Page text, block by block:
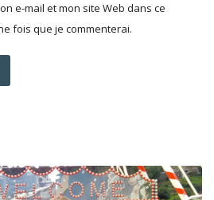
e-mail et mon site Web dans ce
fois que je commenterai.